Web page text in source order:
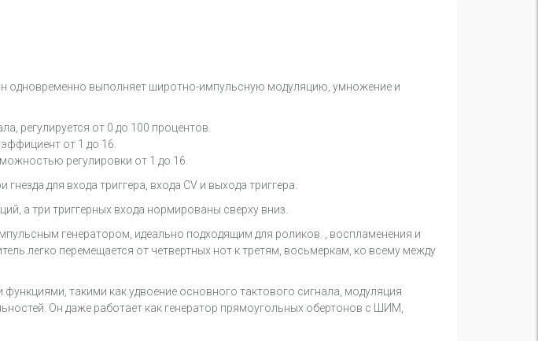
одновременно выполняет широтно-импульсную модуляцию, умножение и
регулируется от 0 до 100 процентов.
от 1 до 16.
регулировки от 1 до 16.
для входа триггера, входа CV и выхода триггера.
а три триггерных входа нормированы сверху вниз.
генератором, идеально подходящим для роликов. , воспламенения и
легко перемещается от четвертных нот к третям, восьмеркам, ко всему между
такими как удвоение основного тактового сигнала, модуляция
Он даже работает как генератор прямоугольных обертонов с ШИМ,